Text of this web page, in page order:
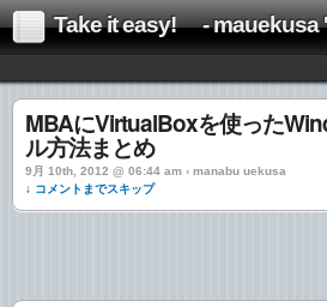
Take it easy! - mauekusa
MBAにVirtualBoxを使った
ル方法まとめ
9月 10th, 2012 @ 06:44 am › manabu uekusa
↓ コメントまでスキップ